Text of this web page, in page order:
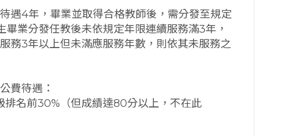
遇4年，畢業並取得合格教師後，需分發至規定
業分發任教後未依規定年限連續服務滿3年，
務3年以上但未滿應服務年數，則依其未服務之
費待遇：
排名前30%（但成績達80分以上，不在此